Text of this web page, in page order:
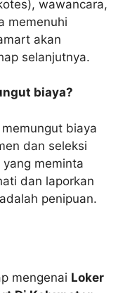
wawancara,
memenuhi
akan
selanjutnya.
biaya?
biaya
dan seleksi
meminta
dan laporkan
penipuan.
mengenai Loker